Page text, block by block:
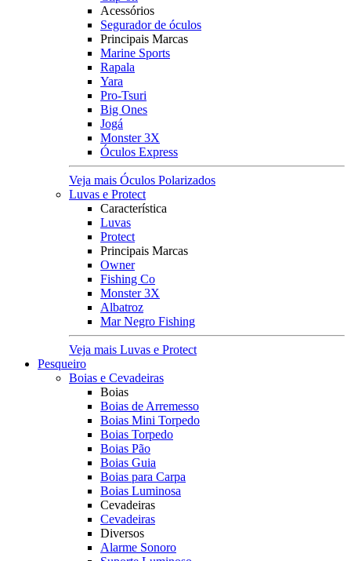
Acessórios
Segurador de óculos
Principais Marcas
Marine Sports
Rapala
Yara
Pro-Tsuri
Big Ones
Jogá
Monster 3X
Óculos Express
Veja mais Óculos Polarizados
Luvas e Protect
Característica
Luvas
Protect
Principais Marcas
Owner
Fishing Co
Monster 3X
Albatroz
Mar Negro Fishing
Veja mais Luvas e Protect
Pesqueiro
Boias e Cevadeiras
Boias
Boias de Arremesso
Boias Mini Torpedo
Boias Torpedo
Boias Pão
Boias Guia
Boias para Carpa
Boias Luminosa
Cevadeiras
Cevadeiras
Diversos
Alarme Sonoro